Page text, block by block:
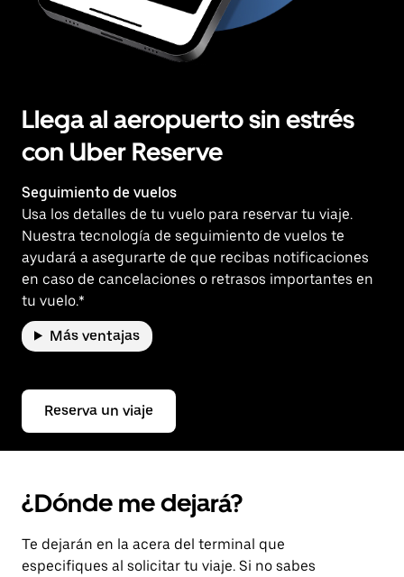
Llega al aeropuerto sin estrés
con Uber Reserve
Seguimiento de vuelos
Usa los detalles de tu vuelo para reservar tu viaje.
Nuestra tecnología de seguimiento de vuelos te
ayudará a asegurarte de que recibas notificaciones
en caso de cancelaciones o retrasos importantes en
tu vuelo.*
Más ventajas
Reserva un viaje
¿Dónde me dejará?
Te dejarán en la acera del terminal que
especifiques al solicitar tu viaje. Si no sabes